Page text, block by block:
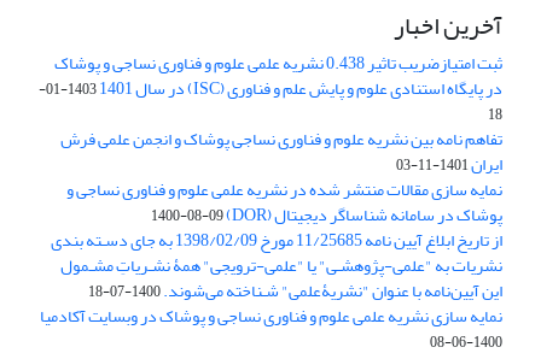
آخرین اخبار
ثبت امتیازضریب تاثیر 0.438 نشریه علمی علوم و فناوری نساجی و پوشاک
در پایگاه استنادی علوم و پایش علم و فناوری (ISC) در سال 1401
1403-01-
18
تفاهم نامه بین نشریه علوم و فناوری نساجی پوشاک و انجمن علمی فرش
ایران1401-11-03
نمایه سازی مقالات منتشر شده در نشریه علمی علوم و فناوری نساجی و
پوشاک در سامانه شناساگر دیجیتال (DOR) 1400-08-09
از تاریخ ابلاغ آیین نامه 11/25685 مورخ 1398/02/09 به جای دسـته بندی
نشریات به "علمی-پژوهشـی" یا "علمی-ترویجی" همۀ نشـریاتِ مشـمول
این آیین‌نامه با عنوان "نشریۀعلمی" شـناخته می‌شوند.1400-07-18
نمایه سازی نشریه علمی علوم و فناوری نساجی و پوشاک در وبسایت آکادمیا
1400-06-08